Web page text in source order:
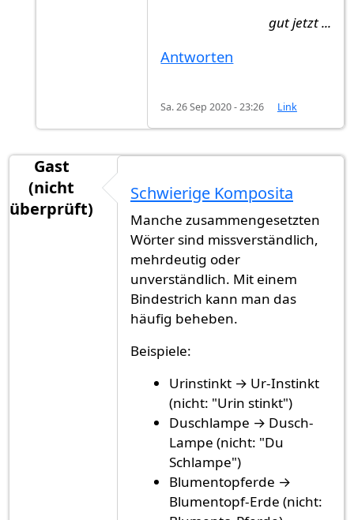
gut jetzt ...
Antworten
Sa. 26 Sep 2020 - 23:26 Link
Gast
(nicht
überprüft)
Schwierige Komposita
Manche zusammengesetzten
Wörter sind missverständlich,
mehrdeutig oder
unverständlich. Mit einem
Bindestrich kann man das
häufig beheben.
Beispiele:
Urinstinkt → Ur-Instinkt
(nicht: "Urin stinkt")
Duschlampe → Dusch-
Lampe (nicht: "Du
Schlampe")
Blumentopferde →
Blumentopf-Erde (nicht: